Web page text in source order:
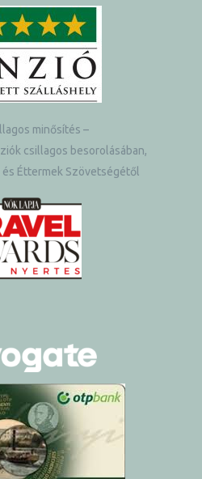
minősítés –
csillagos besorolásában,
és Éttermek Szövetségétől